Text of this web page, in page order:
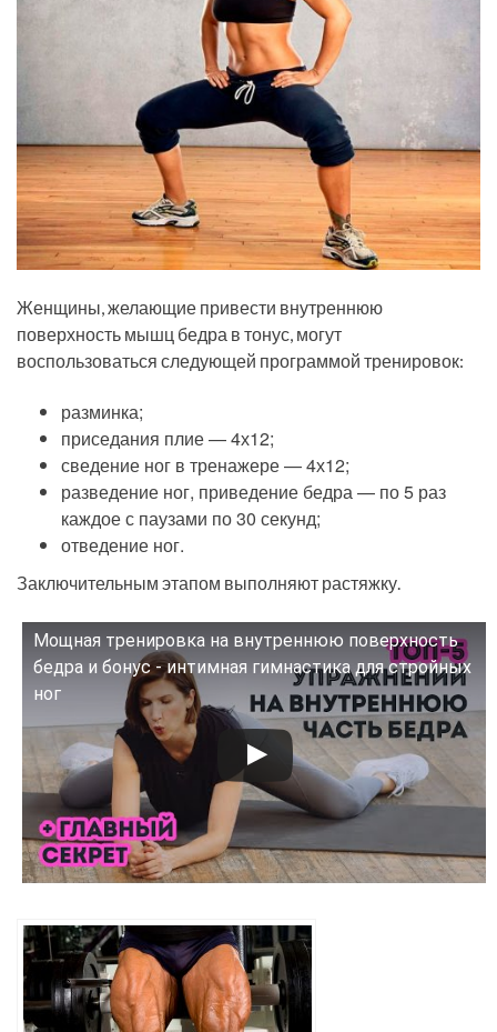
Женщины, желающие привести внутреннюю
поверхность мышц бедра в тонус, могут
воспользоваться следующей программой тренировок:
разминка;
приседания плие — 4х12;
сведение ног в тренажере — 4х12;
разведение ног, приведение бедра — по 5 раз
каждое с паузами по 30 секунд;
отведение ног.
Заключительным этапом выполняют растяжку.
Мощная тренировка на внутреннюю поверхность
бедра и бонус - интимная гимнастика для стройных
ног
Смотрите это видео на YouTube